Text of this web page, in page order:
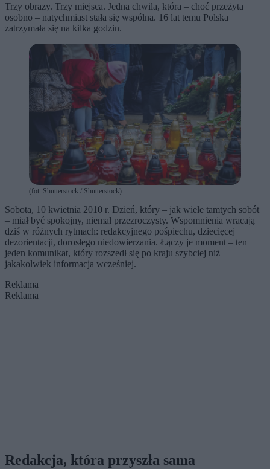
Trzy obrazy. Trzy miejsca. Jedna chwila, która – choć przeżyta
osobno – natychmiast stała się wspólna. 16 lat temu Polska
zatrzymała się na kilka godzin.
(fot. Shutterstock / Shutterstock)
Sobota, 10 kwietnia 2010 r. Dzień, który – jak wiele tamtych sobót
– miał być spokojny, niemal przezroczysty. Wspomnienia wracają
dziś w różnych rytmach: redakcyjnego pośpiechu, dziecięcej
dezorientacji, dorosłego niedowierzania. Łączy je moment – ten
jeden komunikat, który rozszedł się po kraju szybciej niż
jakakolwiek informacja wcześniej.
Reklama
Reklama
Redakcja, która przyszła sama